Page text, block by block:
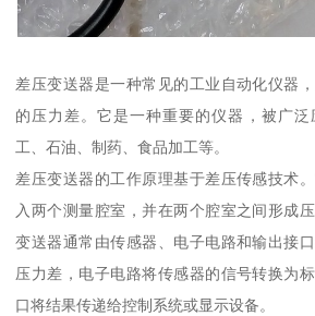
差压变送器是一种常见的工业自动化仪器
的压力差。它是一种重要的仪器，被广
工、石油、制药、食品加工等。
差压变送器的工作原理基于差压传感技术
入两个测量腔室，并在两个腔室之间形成
变送器通常由传感器、电子电路和输出接
压力差，电子电路将传感器的信号转换为
口将结果传递给控制系统或显示设备。